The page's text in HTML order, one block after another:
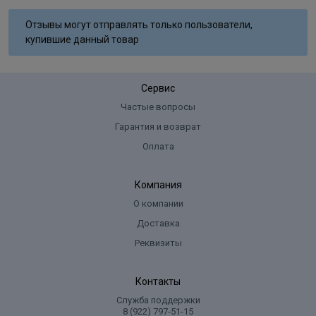
Hydroxide, Sodium Laureth Sulfate, Lanolin Alcohol, Sodium Lauryl
Sulfate, Ammoniumsulfate, Glycol Distearate, Sodium Cocoyl
Chloro-4-Nitrophenol, m-Aminophenol, Tocopherol.
Отзывы могут отправлять только пользователи,
купившие данный товар
Сервис
Частые вопросы
Гарантия и возврат
Оплата
Компания
О компании
Доставка
Реквизиты
Контакты
Служба поддержки
8 (922) 797‑51-15